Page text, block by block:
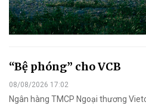
“Bệ phóng” cho VCB
08/08/2026 17:02
Ngân hàng TMCP Ngoại thương